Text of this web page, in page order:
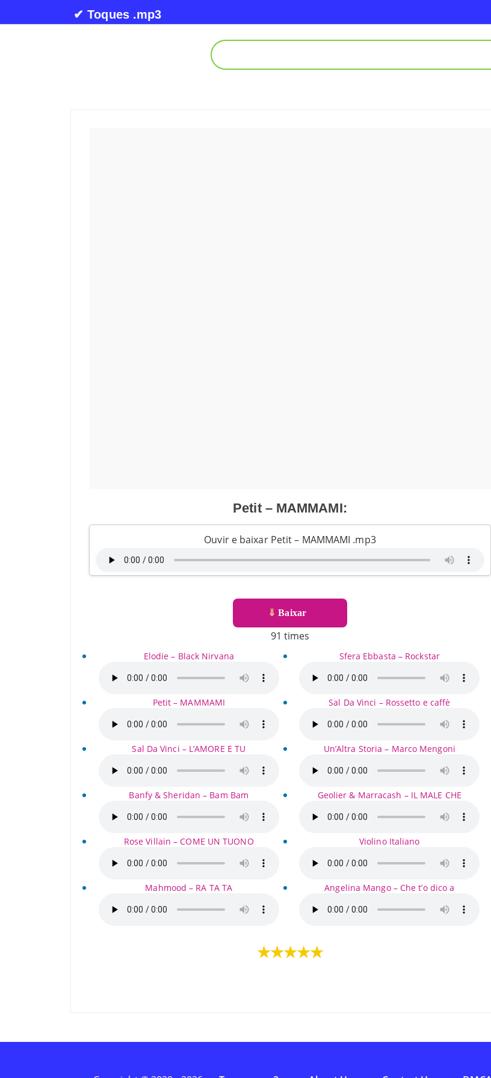
✔ Toques .mp3
Petit – MAMMAMI:
Ouvir e baixar Petit – MAMMAMI .mp3
⇓ Baixar
91 times
Elodie – Black Nirvana
Petit – MAMMAMI
Sal Da Vinci – L’AMORE E TU
Banfy & Sheridan – Bam Bam
Rose Villain – COME UN TUONO
Mahmood – RA TA TA
Sfera Ebbasta – Rockstar
Sal Da Vinci – Rossetto e caffè
Un’Altra Storia – Marco Mengoni
Geolier & Marracash – IL MALE CHE
Violino Italiano
Angelina Mango – Che t’o dico a
★★★★★